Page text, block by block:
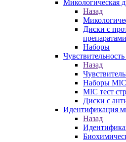
Микологическая
Назад
Диски с
препаратами
Наборы
Назад
Наборы MIC
MIC тест
Диски с
Идентификация
Назад